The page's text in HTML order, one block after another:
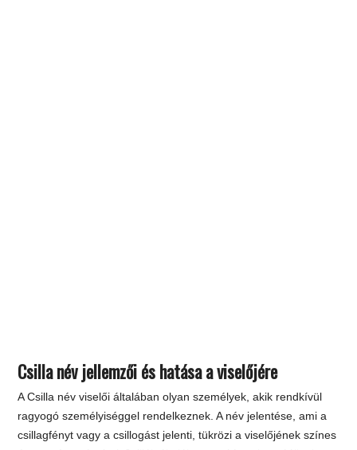
Csilla név jellemzői és hatása a viselőjére
A Csilla név viselői általában olyan személyek, akik rendkívül
ragyogó személyiséggel rendelkeznek. A név jelentése, ami a
csillagfényt vagy a csillogást jelenti, tükrözi a viselőjének színes